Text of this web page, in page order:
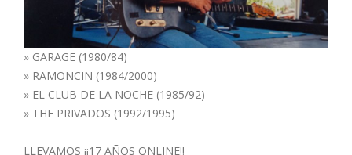
» GARAGE (1980/84)
» RAMONCIN (1984/2000)
» EL CLUB DE LA NOCHE (1985/92)
» THE PRIVADOS (1992/1995)
LLEVAMOS ¡¡17 AÑOS ONLINE!!